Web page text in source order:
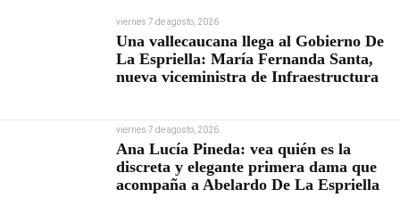
viernes 7 de agosto, 2026
Una vallecaucana llega al Gobierno De
La Espriella: María Fernanda Santa,
nueva viceministra de Infraestructura
viernes 7 de agosto, 2026
Ana Lucía Pineda: vea quién es la
discreta y elegante primera dama que
acompaña a Abelardo De La Espriella